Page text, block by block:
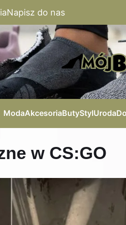
Napisz do nas
ModaAkcesoriaButyStylUroda
w CS:GO